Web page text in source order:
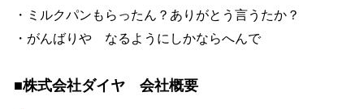
・ミルクパンもらったん？ありがとう言うたか？
・がんばりや なるようにしかならへんで
■株式会社ダイヤ 会社概要